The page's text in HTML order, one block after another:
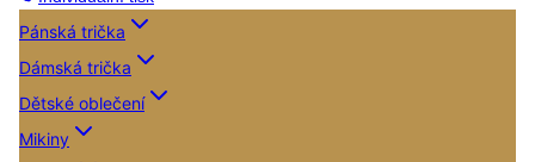
Pánská trička
Dámská trička
Dětské oblečení
Mikiny